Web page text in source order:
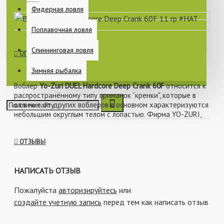
Фидерная ловля
Поплавочная ловля
Спиннинговая ловля
Зимняя рыбалка
ОПИСАНИЕ
ВоблерYo-Zuri DUEL Hardcore Deep Crank 60Fотносится к
распространённому типу приманок “кренки", которые в
отличие от других воблеров в основном характеризуются
небольшим округлым телом с лопастью. Фирма YO-ZURI,
отечественных спиннингистов.
Плавающая модель длиной 60 мм и весом 11 грамм очень
хорошо проявляет себя, особенно при ловле подводных
хищников в период жаркого лета, когда другие типы
воблеров работают плохо.
ОТЗЫВЫ
НАПИСАТЬ ОТЗЫВ
Пожалуйста авторизируйтесь или
создайте учетную запись перед тем как написать отзыв